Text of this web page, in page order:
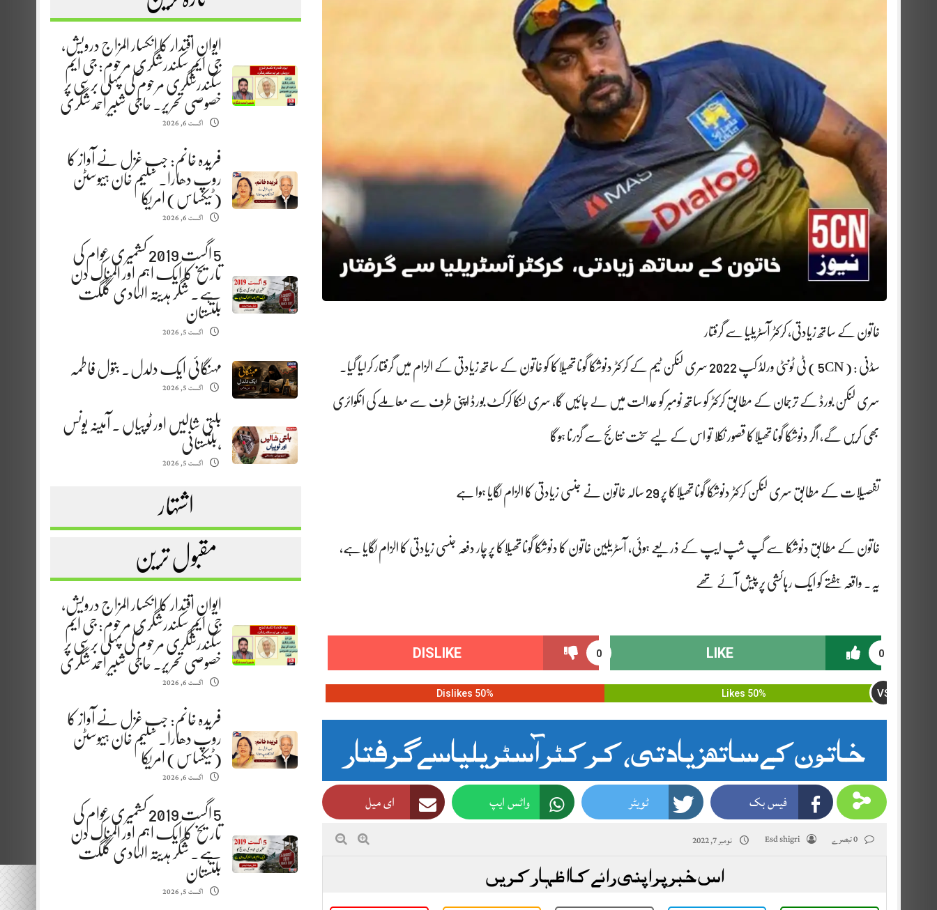
ایوانِ اقتدار کا انکسار المزاج درویش،
جی ایم سکندرشگری مرحوم: جی ایم
سکندرشگری مرحوم کی پہلی برسی پر
خصوصی تحریر. حاجی شبیر احمد شگری
اگست 6, 2026
فریدہ خانم: جب غزل نے آواز کا
روپ دھارا. سلیم خان ہیوسٹن
(ٹیکساس) امریکا
اگست 6, 2026
5 اگست 2019 کشمیری عوام کی
تاریخ کا ایک اہم اور المناک دن
ہے. شگر ہدیتہ الہادی گلگت
بلتستان
اگست 5, 2026
مہنگائی ایک دلدل. بتول فاطمہ
اگست 5, 2026
بلتی شالیں اور ٹوپیاں . آمینہ یونس
،بلتستانی
اگست 5, 2026
اشتہار
مقبول ترین
ایوانِ اقتدار کا انکسار المزاج درویش،
جی ایم سکندرشگری مرحوم: جی ایم
سکندرشگری مرحوم کی پہلی برسی پر
خصوصی تحریر. حاجی شبیر احمد شگری
اگست 6, 2026
فریدہ خانم: جب غزل نے آواز کا
روپ دھارا. سلیم خان ہیوسٹن
(ٹیکساس) امریکا
اگست 6, 2026
5 اگست 2019 کشمیری عوام کی
تاریخ کا ایک اہم اور المناک دن
ہے. شگر ہدیتہ الہادی گلگت
بلتستان
اگست 5, 2026
خاتون کے ساتھ زیادتی، کرکٹر آسٹریلیا سے گرفتار
سڈنی : ( 5CN ) ٹی ٹونٹی ورلڈ کپ 2022 سری لنکن ٹیم کے کرکٹر دنوشکا گوناتھیلاکا کو خاتون کے ساتھ زیادتی کے الزام میں گرفتار کرلیا گیا۔
سری لنکن بورڈ کے ترجمان کے مطابق کرکٹر کو ساتھ نومبر کو عدالت میں لے جائیں گا، سری لنکا کرکٹ بورڈ اپنی طرف سے معاملے کی انکوائری
بھی کریں گے، اگر دنوشکا گوناتھیلاکا قصور نکلا تو اس کے لیے سخت نتائج سے گزرنا ہوگا
تفصیلات کے مطابق سری لنکن کرکٹر دنوشکا گوناتھیلاکا پر 29 سالہ خاتون نے جنسی زیادتی کا الزام لگایا ہوا ہے
خاتون کے مطابق دنوشکا سے گپ شپ ایپ کے ذریعے ہوئی، آسٹریلین خاتون کا دنوشکا گوناتھیلاکا پر چار دفعہ جنسی زیادتی کا الزام لگایا ہے،
یہ. واقعہ ہفتے کو ایک رہائشی پر پیش آئے تھے
0
LIKE
0
DISLIKE
50% Likes VS
50% Dislikes
خاتون کے ساتھ زیادتی، کرکٹر آسٹریلیا سے گرفتار
فیس بک ٹویٹر واٹس ایپ ای میل
Esd shigri نومبر 7, 2022
اس خبر پر اپنی رائے کا اظہار کریں